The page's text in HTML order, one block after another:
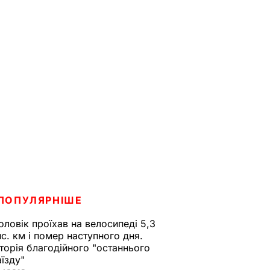
проїхав на велосипеді 5,3
км і помер наступного дня.
благодійного "останнього